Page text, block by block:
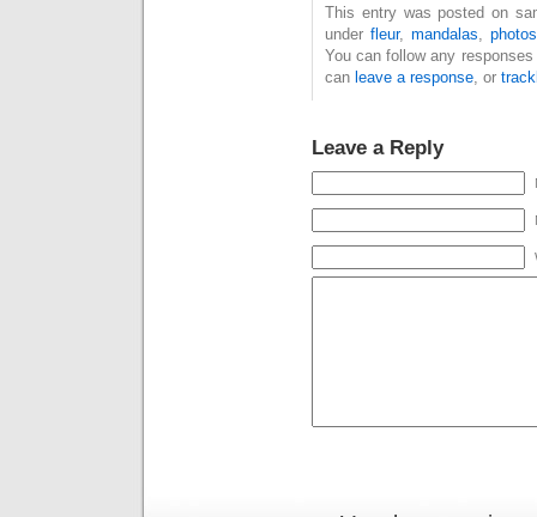
This entry was posted on
underfleur,mandalas ,
You can follow any
can leave a response , or
Leave a Reply